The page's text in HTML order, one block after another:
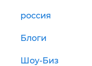
россия
Блоги
Шоу-Биз